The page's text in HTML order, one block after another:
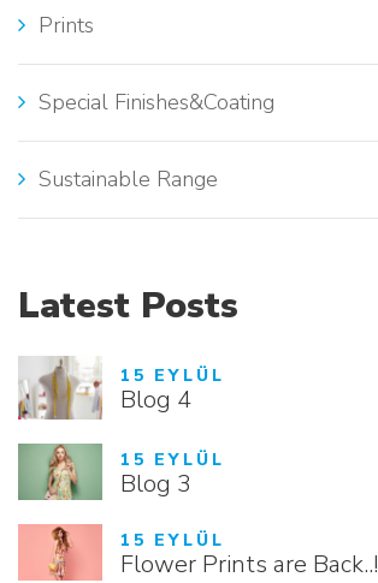
C Prints
Special Finishes&Coating
Sustainable Range
Latest Posts
15 EYLÜL
Blog 4
15 EYLÜL
Blog 3
15 EYLÜL
Flower Prints are Back..!